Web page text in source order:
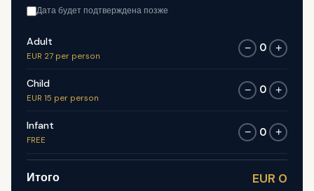
Дата будет подтверждена позже
Adult
EUR 27 per person
− 0 +
Child
EUR 15 per person
− 0 +
Infant
FREE
− 0 +
Итого EUR 0